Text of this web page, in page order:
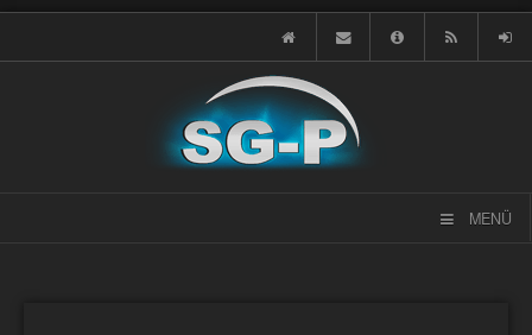
MENÜ